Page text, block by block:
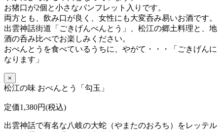
お猪口が2個と小さなパンフレット入りです。
両方とも、飲み口が良く、女性にも大変呑み易いお酒です。
出雲神話街道「ごきげんべんとう」、松江の郷土料理と、地
酒の呑み比べでお楽しみください。
おべんとうを食べているうちに、 やがて・・・「ごきげんに
なります」
×
松江の味 おべんとう「勾玉」
定価1,380円(税込)
出雲神話で有名な八岐の大蛇（やまたのおろち）をレッテル